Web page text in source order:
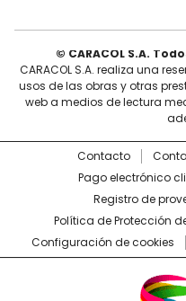
© CARACOL S.A.
CARACOL S.A. realiza una
usos de las obras y otras
web a medios de lectura
Contacto
Pago electrónico
Registro de
Política de Protección
Configuración de cookies